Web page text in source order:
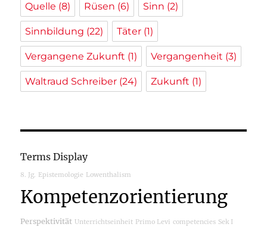
Quelle (8) Rüsen (6) Sinn (2)
Sinnbildung (22) Täter (1)
Vergangene Zukunft (1) Vergangenheit (3)
Waltraud Schreiber (24) Zukunft (1)
Terms Display
8. Jg. Epistemologie Lowenthalism
Kompetenzorientierung
Perspektivität Unterrichtseinheit Primo Levi competencies Sek I